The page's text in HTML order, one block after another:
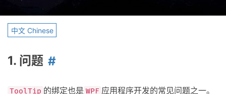
1. 问题
ToolTip 的绑定也是 WPF 应用程序开发的常见问题之一。